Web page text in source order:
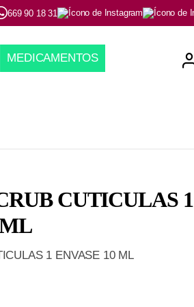
669 90 18 31
MEDICAMENTOS
CUTICULAS 1
1 ENVASE 10 ML